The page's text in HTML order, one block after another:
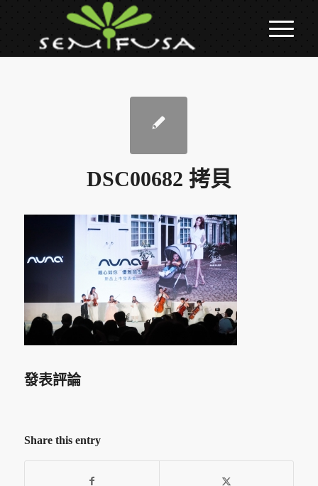
DSC00682 拷貝
發表評論
Share this entry